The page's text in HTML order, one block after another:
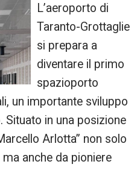
L’aeroporto di
Taranto-Grottaglie
si prepara a
diventare il primo
spazioporto
un importante sviluppo
Situato in una posizione
Arlotta” non solo
anche da pioniere